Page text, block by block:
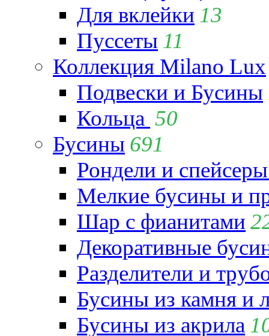
Для вклейки 13
Пуссеты 11
Коллекция Milano Lux
Подвески и Бусины
Кольца 50
Бусины 691
Рондели и
Мелкие бусины и
Шар с фианитами
Декоративные
Разделители и
Бусины из камня и
Бусины из акрила